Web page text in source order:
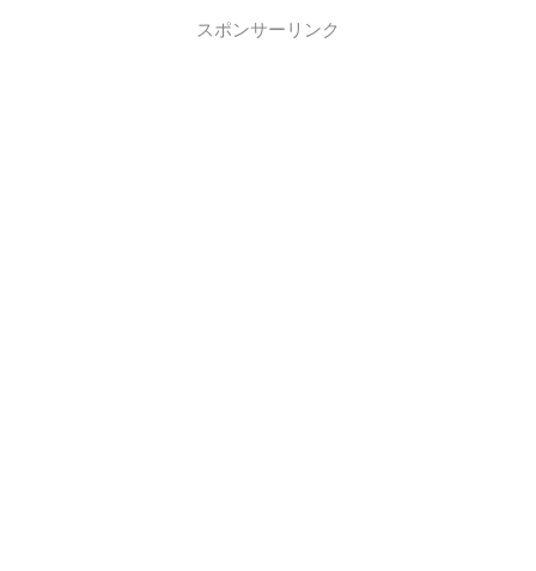
スポンサーリンク